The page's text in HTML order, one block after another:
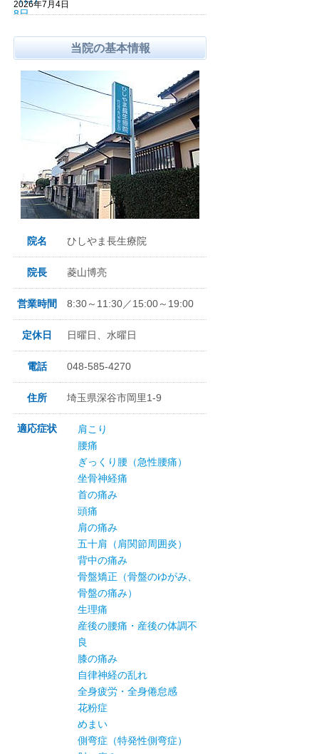
2026年7月4日
当院の基本情報
院名 ひしやま長生療院
院長 菱山博亮
営業時間 8:30～11:30／15:00～19:00
定休日 日曜日、水曜日
電話 048-585-4270
住所 埼玉県深谷市岡里1-9
適応症状
肩こり
腰痛
ぎっくり腰（急性腰痛）
坐骨神経痛
首の痛み
頭痛
肩の痛み
五十肩（肩関節周囲炎）
背中の痛み
骨盤矯正（骨盤のゆがみ、
骨盤の痛み）
生理痛
産後の腰痛・産後の体調不
良
膝の痛み
自律神経の乱れ
全身疲労・全身倦怠感
花粉症
めまい
側弯症（特発性側弯症）